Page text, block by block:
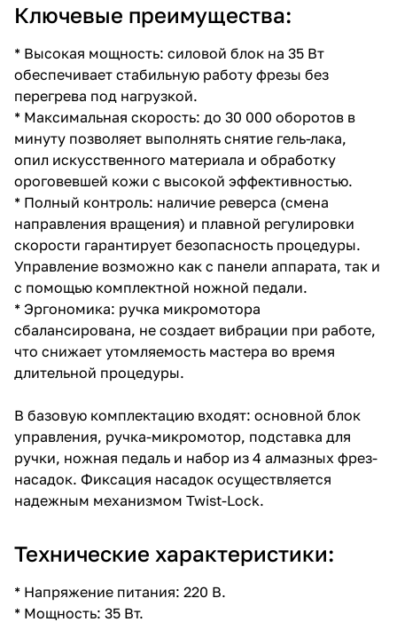
Ключевые преимущества:
* Высокая мощность: силовой блок на 35 Вт
обеспечивает стабильную работу фрезы без
перегрева под нагрузкой.
* Максимальная скорость: до 30 000 оборотов в
минуту позволяет выполнять снятие гель-лака,
опил искусственного материала и обработку
ороговевшей кожи с высокой эффективностью.
* Полный контроль: наличие реверса (смена
направления вращения) и плавной регулировки
скорости гарантирует безопасность процедуры.
Управление возможно как с панели аппарата, так и
с помощью комплектной ножной педали.
* Эргономика: ручка микромотора
сбалансирована, не создает вибрации при работе,
что снижает утомляемость мастера во время
длительной процедуры.
В базовую комплектацию входят: основной блок
управления, ручка-микромотор, подставка для
ручки, ножная педаль и набор из 4 алмазных фрез-
насадок. Фиксация насадок осуществляется
надежным механизмом Twist-Lock.
Технические характеристики:
* Напряжение питания: 220 В.
* Мощность: 35 Вт.